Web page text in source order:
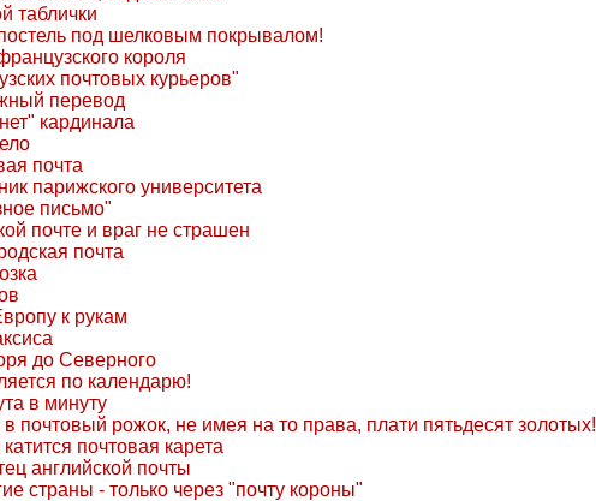
таблички
под шелковым покрывалом!
короля
почтовых курьеров"
перевод
кардинала
почта
парижского университета
письмо"
почте и враг не страшен
почта
к рукам
до Северного
по календарю!
в минуту
почтовый рожок, не имея на то права, плати пятьдесят золотых!
почтовая карета
английской почты
страны - только через "почту короны"